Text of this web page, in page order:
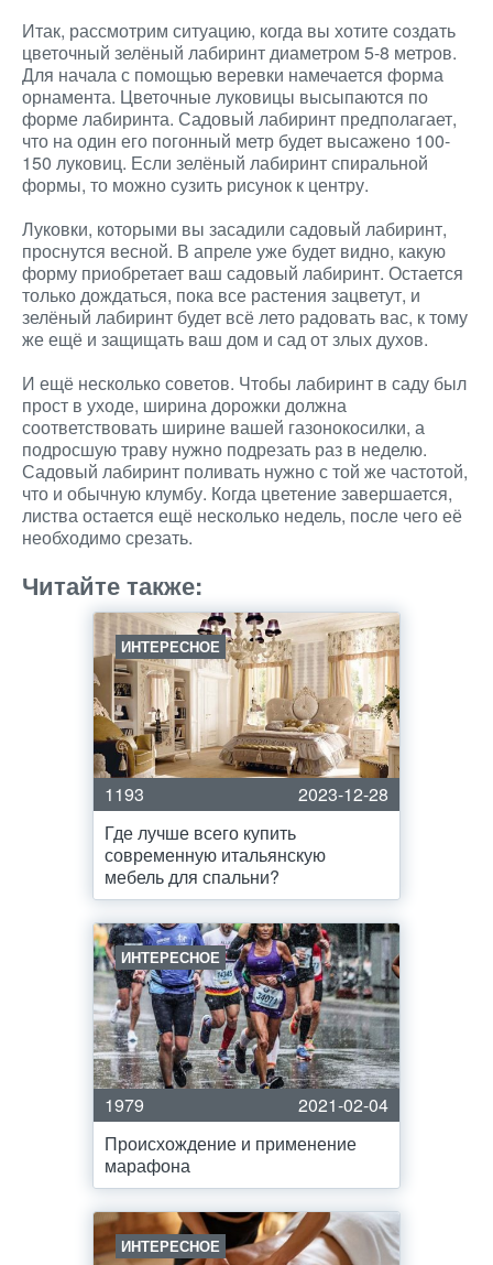
Итак, рассмотрим ситуацию, когда вы хотите создать
цветочный зелёный лабиринт диаметром 5-8 метров.
Для начала с помощью веревки намечается форма
орнамента. Цветочные луковицы высыпаются по
форме лабиринта. Садовый лабиринт предполагает,
что на один его погонный метр будет высажено 100-
150 луковиц. Если зелёный лабиринт спиральной
формы, то можно сузить рисунок к центру.
Луковки, которыми вы засадили садовый лабиринт,
проснутся весной. В апреле уже будет видно, какую
форму приобретает ваш садовый лабиринт. Остается
только дождаться, пока все растения зацветут, и
зелёный лабиринт будет всё лето радовать вас, к тому
же ещё и защищать ваш дом и сад от злых духов.
И ещё несколько советов. Чтобы лабиринт в саду был
прост в уходе, ширина дорожки должна
соответствовать ширине вашей газонокосилки, а
подросшую траву нужно подрезать раз в неделю.
Садовый лабиринт поливать нужно с той же частотой,
что и обычную клумбу. Когда цветение завершается,
листва остается ещё несколько недель, после чего её
необходимо срезать.
Читайте также:
ИНТЕРЕСНОЕ
1193
2023-12-28
Где лучше всего купить
современную итальянскую
мебель для спальни?
ИНТЕРЕСНОЕ
1979
2021-02-04
Происхождение и применение
марафона
ИНТЕРЕСНОЕ